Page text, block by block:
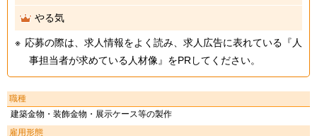
やる気
応募の際は、求人情報をよく読み、求人広告に表れている『人
事担当者が求めている人材像』をPRしてください。
職種
建築金物・装飾金物・展示ケース等の製作
雇用形態